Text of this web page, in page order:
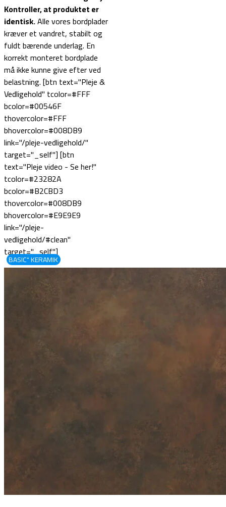
Kontroller, at produktet er
identisk.Alle vores bordplader
kræver et vandret, stabilt og
fuldt bærende underlag. En
korrekt monteret bordplade
må ikke kunne give efter ved
belastning. [btn text="Pleje &
Vedligehold" tcolor=#FFF
bcolor=#00546F
thovercolor=#FFF
bhovercolor=#008DB9
link="/pleje-vedligehold/"
target="_self"] [btn
text="Pleje video - Se her!"
tcolor=#23282A
bcolor=#B2CBD3
thovercolor=#008DB9
bhovercolor=#E9E9E9
link="/pleje-
vedligehold/#clean"
target="_self"]
BASIC⁺ KERAMIK